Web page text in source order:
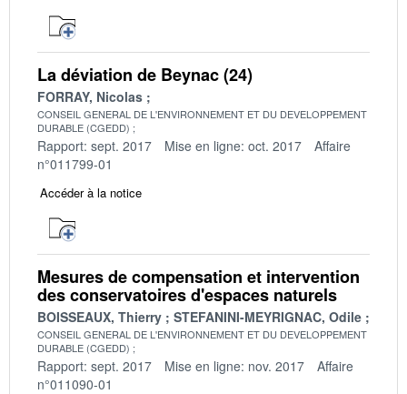
La déviation de Beynac (24)
FORRAY, Nicolas
CONSEIL GENERAL DE L'ENVIRONNEMENT ET DU DEVELOPPEMENT
DURABLE (CGEDD)
Rapport: sept. 2017 Mise en ligne: oct. 2017
Affaire
n°011799-01
Accéder à la notice
Mesures de compensation et intervention
des conservatoires d'espaces naturels
BOISSEAUX, Thierry STEFANINI-MEYRIGNAC, Odile
CONSEIL GENERAL DE L'ENVIRONNEMENT ET DU DEVELOPPEMENT
DURABLE (CGEDD)
Rapport: sept. 2017 Mise en ligne: nov. 2017
Affaire
n°011090-01